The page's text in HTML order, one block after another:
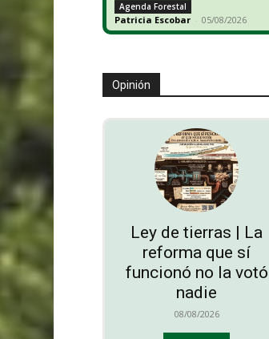
Agenda Forestal
Patricia Escobar - 05/08/2026
Opinión
Ley de tierras | La
reforma que sí
funcionó no la votó
nadie
08/08/2026